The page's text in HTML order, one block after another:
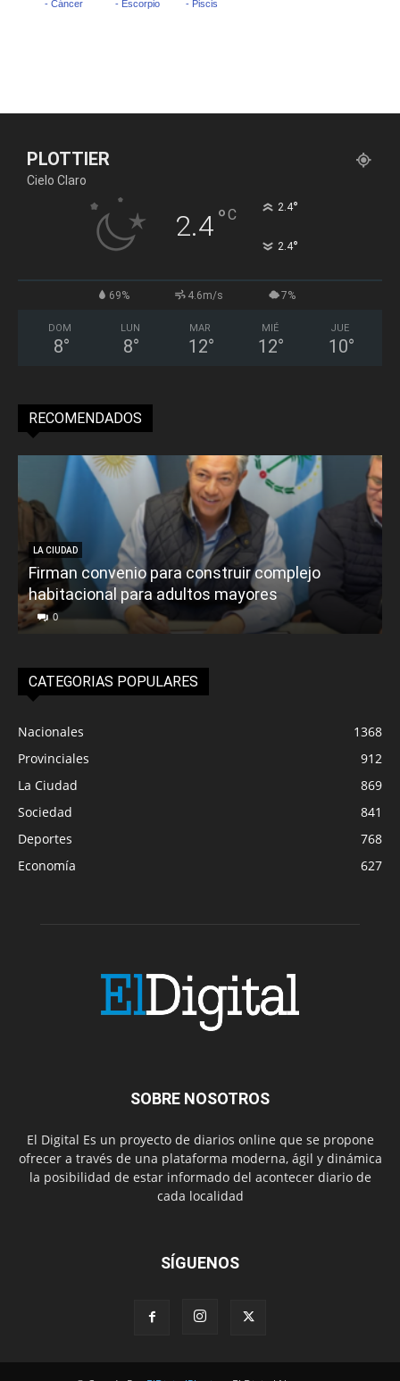
PLOTTIER
Cielo Claro
2.4°C 2.4°
2.4°
69% 4.6m/s 7%
DOM
8°
LUN
8°
MAR
12°
MIÉ
12°
JUE
10°
RECOMENDADOS
LA CIUDAD
Firman convenio para construir complejo
habitacional para adultos mayores
0
CATEGORIAS POPULARES
Nacionales
1368
Provinciales
912
La Ciudad
869
Sociedad
841
Deportes
768
Economía
627
SOBRE NOSOTROS
El Digital Es un proyecto de diarios online que se propone
ofrecer a través de una plataforma moderna, ágil y dinámica
la posibilidad de estar informado del acontecer diario de
cada localidad
SÍGUENOS